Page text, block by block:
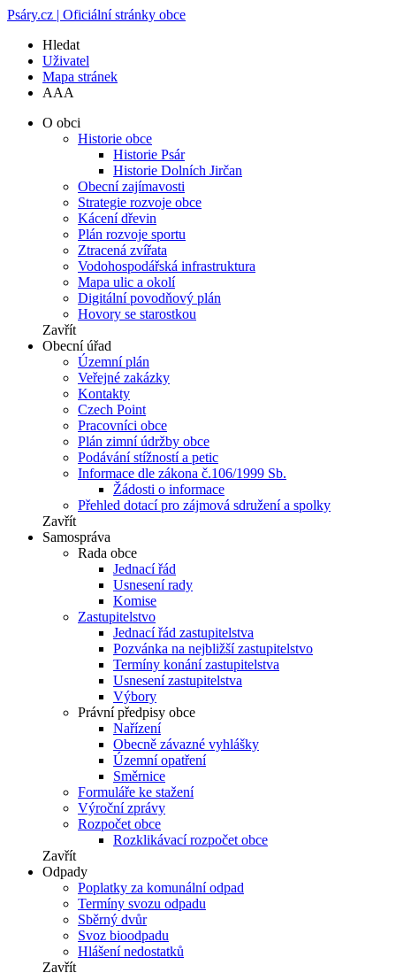
Psáry.cz | Oficiální stránky obce
Hledat
Uživatel
Mapa stránek
AAA
O obci
Historie obce
Historie Psár
Historie Dolních Jirčan
Obecní zajímavosti
Strategie rozvoje obce
Kácení dřevin
Plán rozvoje sportu
Ztracená zvířata
Vodohospodářská infrastruktura
Mapa ulic a okolí
Digitální povodňový plán
Hovory se starostkou
Zavřít
Obecní úřad
Územní plán
Veřejné zakázky
Kontakty
Czech Point
Pracovníci obce
Plán zimní údržby obce
Podávání stížností a petic
Informace dle zákona č.106/1999 Sb.
Žádosti o informace
Přehled dotací pro zájmová sdružení a spolky
Zavřít
Samospráva
Rada obce
Jednací řád
Usnesení rady
Komise
Zastupitelstvo
Jednací řád zastupitelstva
Pozvánka na nejbližší zastupitelstvo
Termíny konání zastupitelstva
Usnesení zastupitelstva
Výbory
Právní předpisy obce
Nařízení
Obecně závazné vyhlášky
Územní opatření
Směrnice
Formuláře ke stažení
Výroční zprávy
Rozpočet obce
Rozklikávací rozpočet obce
Zavřít
Odpady
Poplatky za komunální odpad
Termíny svozu odpadu
Sběrný dvůr
Svoz bioodpadu
Hlášení nedostatků
Zavřít